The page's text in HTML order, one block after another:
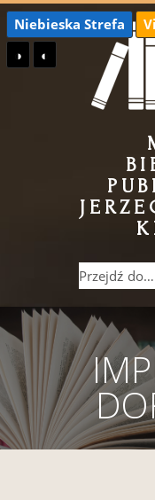
Przejdź
do
treści
Przejdź
do
menu
Niebieska Strefa
◑
◐